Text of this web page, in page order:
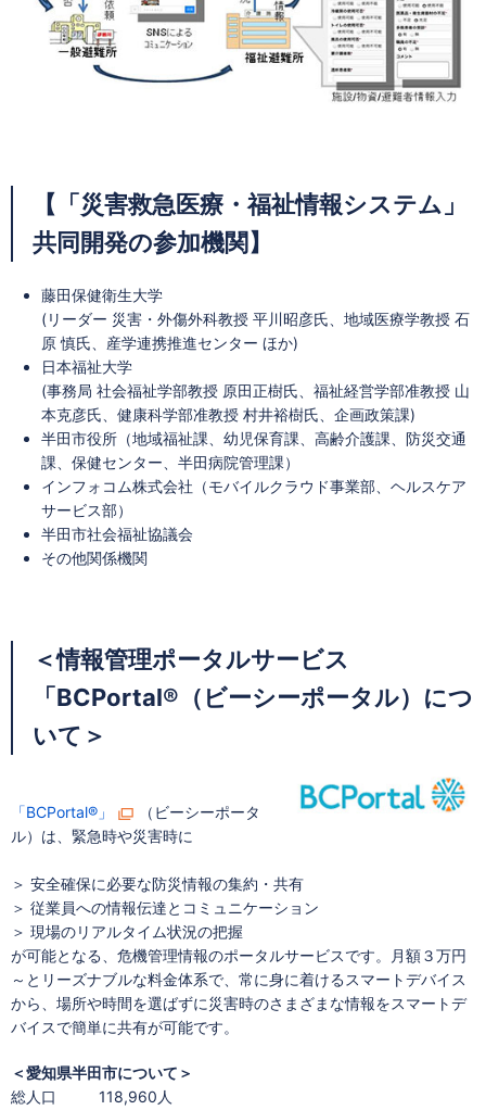
【「災害救急医療・福祉情報システム」
共同開発の参加機関】
藤田保健衛生大学
(リーダー 災害・外傷外科教授 平川昭彦氏、地域医療学教授 石
原 慎氏、産学連携推進センター ほか)
日本福祉大学
(事務局 社会福祉学部教授 原田正樹氏、福祉経営学部准教授 山
本克彦氏、健康科学部准教授 村井裕樹氏、企画政策課)
半田市役所（地域福祉課、幼児保育課、高齢介護課、防災交通
課、保健センター、半田病院管理課）
インフォコム株式会社（モバイルクラウド事業部、ヘルスケア
サービス部）
半田市社会福祉協議会
その他関係機関
＜情報管理ポータルサービス
「BCPortal®（ビーシーポータル）につ
いて＞
「BCPortal®」
（ビーシーポータ
ル）は、緊急時や災害時に
＞ 安全確保に必要な防災情報の集約・共有
＞ 従業員への情報伝達とコミュニケーション
＞ 現場のリアルタイム状況の把握
が可能となる、危機管理情報のポータルサービスです。月額３万円
～とリーズナブルな料金体系で、常に身に着けるスマートデバイス
から、場所や時間を選ばずに災害時のさまざまな情報をスマートデ
バイスで簡単に共有が可能です。
＜愛知県半田市について＞
総人口
118,960人